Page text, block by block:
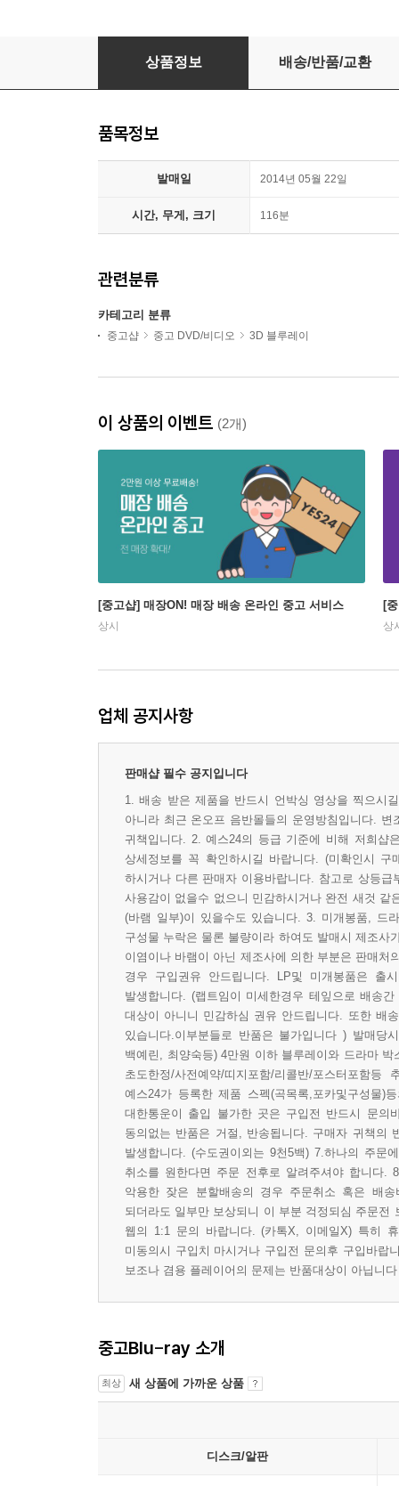
별을 쫓는 아이: 아가르타의 전설 : 블루레이
상품정보 배송/반품/교환
품목정보
발매일 2014년 05월 22일
시간, 무게, 크기 116분
관련분류
카테고리 분류
중고샵 중고 DVD/비디오 3D 블루레이
이 상품의 이벤트 (2개)
[중고샵] 매장ON! 매장 배송 온라인 중고 서비스
상시
[
상
업체 공지사항
판매샵 필수 공지입니다
1. 배송 받은 제품을 반드시 언박싱 영상을 찍으시
아니라 최근 온오프 음반몰들의 운영방침입니다.
귀책입니다. 2. 예스24의 등급 기준에 비해 저희샵
상세정보를 꼭 확인하시길 바랍니다. (미확인시
하시거나 다른 판매자 이용바랍니다. 참고로 상등
사용감이 없을수 없으니 민감하시거나 완전 새것
(바램 일부)이 있을수도 있습니다. 3. 미개봉품, 드
구성물 누락은 물론 불량이라 하여도 발매시 제조
이염이나 바램이 아닌 제조사에 의한 부분은 판매
경우 구입권유 안드립니다. LP및 미개봉품은 출
발생합니다. (랩트임이 미세한경우 테잎으로 배송
대상이 아니니 민감하심 권유 안드립니다. 또한 배
있습니다.이부분들로 반품은 불가입니다 ) 발매
백예린, 최양숙등) 4만원 이하 블루레이와 드라마
초도한정/사전예약/띠지포함/리콜반/포스터포함
예스24가 등록한 제품 스펙(곡목록,포카및구성물
대한통운이 출입 불가한 곳은 구입전 반드시 문의
동의없는 반품은 거절, 반송됩니다. 구매자 귀책의
발생합니다. (수도권이외는 9천5백) 7.하나의 주문
취소를 원한다면 주문 전후로 알려주셔야 합니다.
악용한 잦은 분할배송의 경우 주문취소 혹은 배
되더라도 일부만 보상되니 이 부분 걱정되심 주문
웹의 1:1 문의 바랍니다. (카톡X, 이메일X) 특히
미동의시 구입치 마시거나 구입전 문의후 구입바랍
보조나 겸용 플레이어의 문제는 반품대상이 아닙니다
중고Blu-ray 소개
최상 새 상품에 가까운 상품
디스크/알판